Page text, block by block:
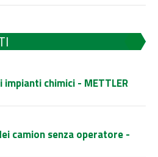
chimici - METTLER
camion senza operatore -